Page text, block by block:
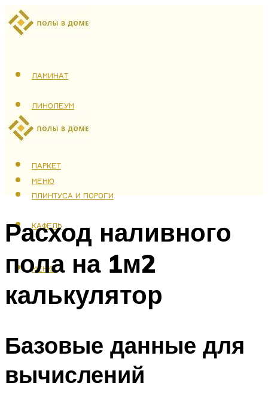
ЛАМИНАТ
ЛИНОЛЕУМ
ТЕПЛЫЙ ПОЛ
ПАРКЕТ
ПЛИНТУСА И ПОРОГИ
КАФЕЛЬ
МЕНЮ
МЕНЮ
Расход наливного
пола на 1м2
калькулятор
Базовые данные для
вычислений